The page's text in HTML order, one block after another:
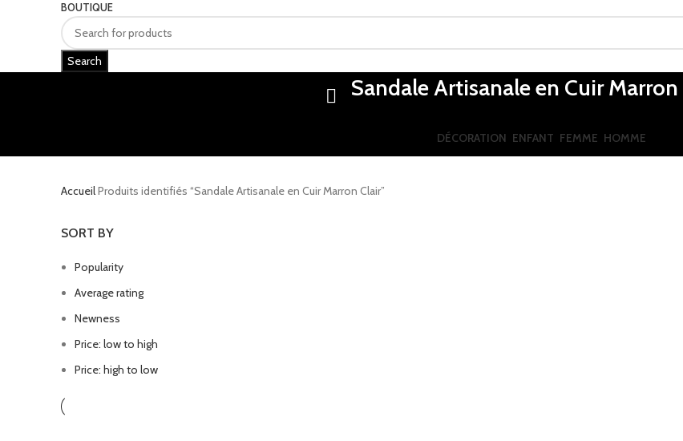
BOUTIQUE
Search
Sandale Artisanale en Cuir Marron
DÉCORATION ENFANT FEMME HOMME
AccueilProduits identifiés “Sandale Artisanale en Cuir Marron Clair”
SORT BY
Popularity
Average rating
Newness
Price: low to high
Price: high to low